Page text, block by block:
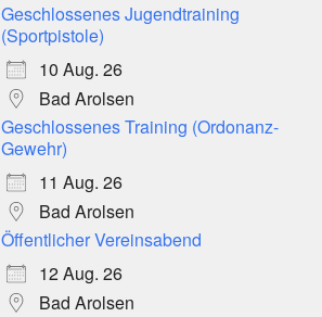
Geschlossenes Jugendtraining
(Sportpistole)
10 Aug. 26
Bad Arolsen
Geschlossenes Training (Ordonanz-
Gewehr)
11 Aug. 26
Bad Arolsen
Öffentlicher Vereinsabend
12 Aug. 26
Bad Arolsen